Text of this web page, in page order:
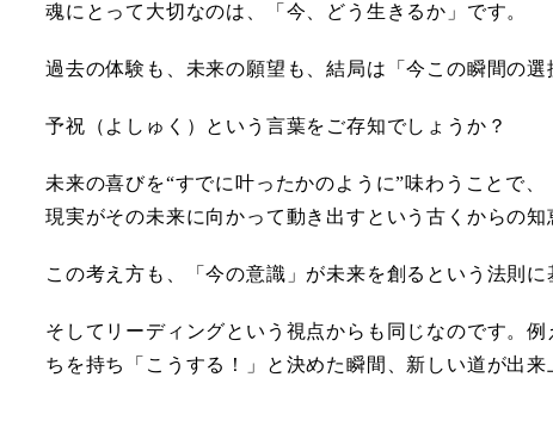
魂にとって大切なのは、「今、どう生きるか」です。
過去の体験も、未来の願望も、結局は「今この瞬間の選
予祝（よしゅく）という言葉をご存知でしょうか？
未来の喜びを“すでに叶ったかのように”味わうことで、
現実がその未来に向かって動き出すという古くからの知
この考え方も、「今の意識」が未来を創るという法則に
そしてリーディングという視点からも同じなのです。
ちを持ち「こうする！」と決めた瞬間、新しい道が出来